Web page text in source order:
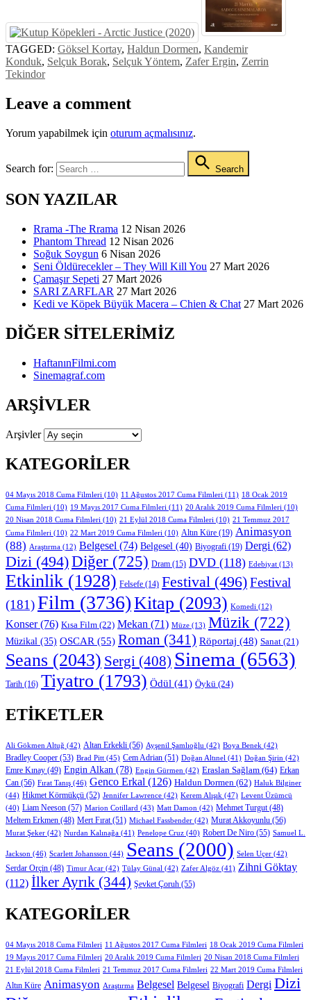
TAGGED: Göksel Kortay, Haldun Dormen, Kandemir
Konduk, Selçuk Borak, Selçuk Yöntem, Zafer Ergin, Zerrin
Tekindor
Leave a comment
Yorum yapabilmek için oturum açmalısınız.
Search for: Search
SON YAZILAR
Rrama -The Rrama 12 Nisan 2026
Phantom Thread 12 Nisan 2026
Soğuk Soygun 6 Nisan 2026
Seni Öldürecekler – They Will Kill You 27 Mart 2026
Çamaşır Sepeti 27 Mart 2026
SARI ZARFLAR 27 Mart 2026
Kedi ve Köpek Büyük Macera – Chien & Chat 27 Mart 2026
DIĞER SITELERIMIZ
HaftanınFilmi.com
Sinemagraf.com
ARŞIVLER
Arşivler
KATEGORILER
04 Mayıs 2018 Cuma Filmleri (10) 11 Ağustos 2017 Cuma Filmleri (11) 18 Ocak 2019
Cuma Filmleri (10) 19 Mayıs 2017 Cuma Filmleri (11) 20 Aralık 2019 Cuma Filmleri (10)
20 Nisan 2018 Cuma Filmleri (10) 21 Eylül 2018 Cuma Filmleri (10) 21 Temmuz 2017
Cuma Filmleri (10) 22 Mart 2019 Cuma Filmleri (10) Altın Küre (19) Animasyon
(88) Araştırma (12) Belgesel (74) Belgesel (40) Biyografi (19) Dergi (62)
Dizi (494)Diğer (725) Dram (15) DVD (118) Edebiyat (13)
Etkinlik (1928) Felsefe (14) Festival (496)Festival
(181)Film (3736)Kitap (2093) Komedi (12)
Konser(76) Kısa Film (22) Mekan (71) Müze (13) Müzik (722)
Müzikal (35) OSCAR (55) Roman (341) Röportaj (48) Sanat (21)
Seans (2043) Sergi (408) Sinema (6563)
Tarih (16) Tiyatro (1793) Ödül (41) Öykü (24)
ETIKETLER
Ali Gökmen Altuğ (42) Altan Erkekli (56) Ayşenil Şamlıoğlu (42) Boya Benek (42)
Bradley Cooper (53) Brad Pitt (45) Cem Adrian (51) Doğan Altınel (41) Doğan Şirin (42)
Emre Kınay (49) Engin Alkan (78) Engin Gürmen (42) Eraslan Sağlam (64) Erkan
Can (56) Fırat Tanış (46) Genco Erkal (126) Haldun Dormen (62) Haluk Bilginer
(44) Hikmet Körmükçü (52) Jennifer Lawrence (42) Kerem Alışık (47) Levent Üzümcü
(40) Liam Neeson (57) Marion Cotillard (43) Matt Damon (42) Mehmet Turgut (48)
Meltem Erkmen (48) Mert Fırat(51) Michael Fassbender (42) Murat Akkoyunlu (56)
Murat Şeker (42) Nurdan Kalınağa (41) Penelope Cruz (40) Robert De Niro (55) Samuel L.
Jackson (46) Scarlett Johansson (44) Seans (2000) Selen Uçer (42)
Serdar Orçin (48) Timur Acar (42) Tülay Günal (42) Zafer Algöz (41) Zihni Göktay
(112) İlker Ayrık (344) Şevket Çoruh (55)
KATEGORILER
04 Mayıs 2018 Cuma Filmleri 11 Ağustos 2017 Cuma Filmleri 18 Ocak 2019 Cuma Filmleri
19 Mayıs 2017 Cuma Filmleri 20 Aralık 2019 Cuma Filmleri 20 Nisan 2018 Cuma Filmleri
21 Eylül 2018 Cuma Filmleri 21 Temmuz 2017 Cuma Filmleri 22 Mart 2019 Cuma Filmleri
Altın Küre Animasyon Araştırma Belgesel Belgesel Biyografi Dergi Dizi